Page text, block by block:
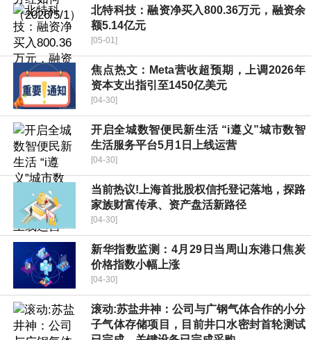
北特科技：融资净买入800.36万元，融资余
额5.14亿元
[05-01]
焦点热文：Meta营收超预期，上调2026年
资本支出指引至1450亿美元
[04-30]
开启全城数智便民新生活 “i遵义”城市数智
生活服务平台5月1日上线运营
[04-30]
当前热议!上海首批股权信托登记落地，探路
家族财富传承、资产盘活新路径
[04-30]
新华指数监测：4月29日当周山东港口焦炭
价格指数小幅上涨
[04-30]
滚动:苏盐井神：公司与广钢气体合作的小分
子气体存储项目，目前井口水密封首轮测试